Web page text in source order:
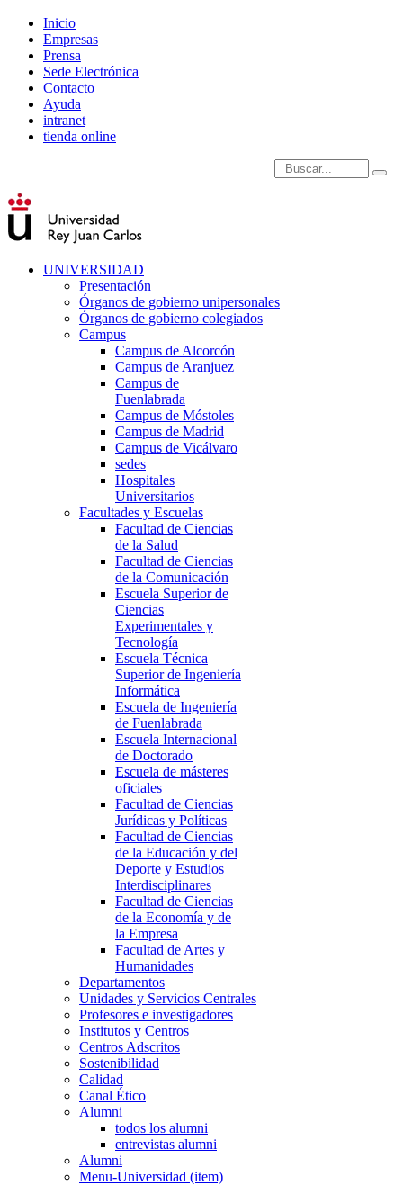
Inicio
Empresas
Prensa
Sede Electrónica
Contacto
Ayuda
intranet
tienda online
Introduce términos de
UNIVERSIDAD
Presentación
Órganos de gobierno unipersonales
Órganos de gobierno colegiados
Campus
Campus de Alcorcón
Campus de Aranjuez
Campus de
Fuenlabrada
Campus de Móstoles
Campus de Madrid
Campus de Vicálvaro
sedes
Hospitales
Universitarios
Facultades y Escuelas
Facultad de Ciencias
de la Salud
Facultad de Ciencias
de la Comunicación
Escuela Superior de
Ciencias
Experimentales y
Tecnología
Escuela Técnica
Superior de Ingeniería
Informática
Escuela de Ingeniería
de Fuenlabrada
Escuela Internacional
de Doctorado
Escuela de másteres
oficiales
Facultad de Ciencias
Jurídicas y Políticas
Facultad de Ciencias
de la Educación y del
Deporte y Estudios
Interdisciplinares
Facultad de Ciencias
de la Economía y de
la Empresa
Facultad de Artes y
Humanidades
Departamentos
Unidades y Servicios Centrales
Profesores e investigadores
Institutos y Centros
Centros Adscritos
Sostenibilidad
Calidad
Canal Ético
Alumni
todos los alumni
entrevistas alumni
Alumni
Menu-Universidad (item)